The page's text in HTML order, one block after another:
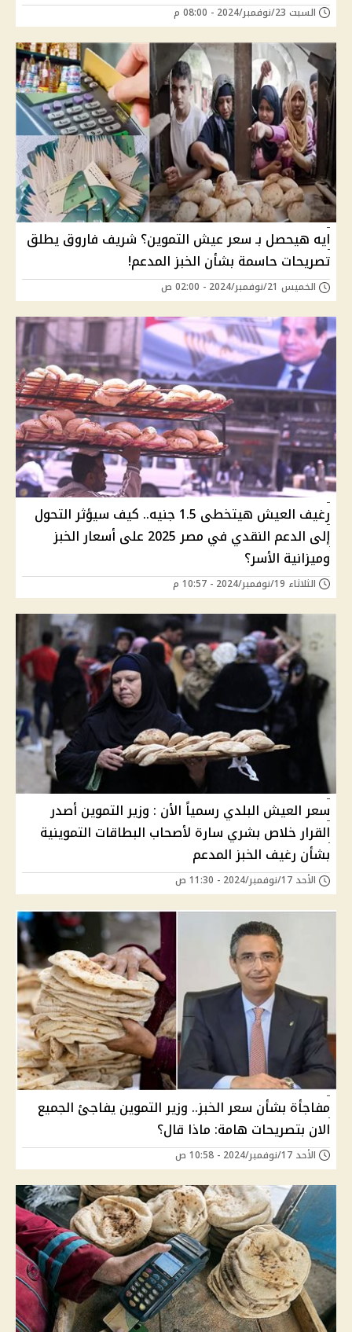
السبت 23/نوفمبر/2024 - 08:00 م
ايه هيحصل بـ سعر عيش التموين؟ شريف فاروق يطلق
تصريحات حاسمة بشأن الخبز المدعم!
الخميس 21/نوفمبر/2024 - 02:00 ص
رغيف العيش هيتخطى 1.5 جنيه.. كيف سيؤثر التحول
إلى الدعم النقدي في مصر 2025 على أسعار الخبز
وميزانية الأسر؟
الثلاثاء 19/نوفمبر/2024 - 10:57 م
سعر العيش البلدي رسمياً الأن : وزير التموين أصدر
القرار خلاص بشري سارة لأصحاب البطاقات التموينية
بشأن رغيف الخبز المدعم
الأحد 17/نوفمبر/2024 - 11:30 ص
مفاجأة بشأن سعر الخبز.. وزير التموين يفاجئ الجميع
الان بتصريحات هامة: ماذا قال؟
الأحد 17/نوفمبر/2024 - 10:58 ص